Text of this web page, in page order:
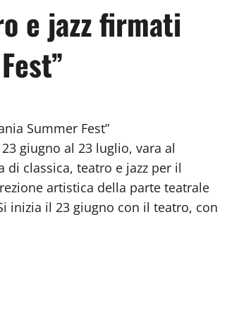
e jazz firmati
Summer Fest”
giugno al 23 luglio, vara al
di classica, teatro e jazz per il
artistica della parte teatrale
inizia il 23 giugno con il teatro, con